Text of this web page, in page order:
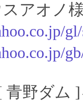
アオノ
青野ダム